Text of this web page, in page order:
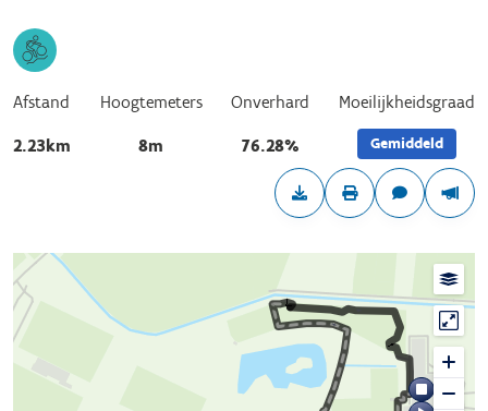
Afstand
2.23km
Hoogtemeters
8m
Onverhard
76.28%
Moeilijkheidsgraad
Gemiddeld